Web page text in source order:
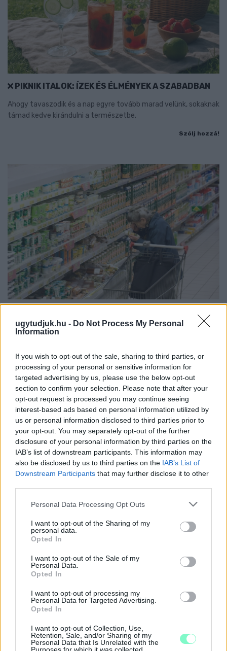
ugytudjuk.hu - Do Not Process My Personal
Information
If you wish to opt-out of the sale, sharing to third parties, or
processing of your personal or sensitive information for
targeted advertising by us, please use the below opt-out
section to confirm your selection. Please note that after your
opt-out request is processed you may continue seeing
interest-based ads based on personal information utilized by
us or personal information disclosed to third parties prior to
your opt-out. You may separately opt-out of the further
disclosure of your personal information by third parties on the
IAB’s list of downstream participants. This information may
also be disclosed by us to third parties on the IAB’s List of
Downstream Participants that may further disclose it to other
Please note that this website/app uses one or more Google
not limited to your visit or usage behaviour. You may click to
grant or deny consent to Google and its third-party tags to
use your data for below specified purposes in below Google
consent section.
Personal Data Processing Opt Outs
I want to opt-out of the Sharing of my
personal data.
Opted In
I want to opt-out of the Sale of my
Personal Data.
Opted In
I want to opt-out of processing my
Personal Data for Targeted Advertising.
Opted In
I want to opt-out of Collection, Use,
Retention, Sale, and/or Sharing of my
Personal Data that Is Unrelated with the
PIKNIK ITALOK: ÍZEK ÉS ÉLMÉNYEK A SZABADBAN
Ahogy tavaszodik és a nap egyre tovább marad velünk, sokaknak
támad kedve kirándulni a természetbe.
Szólj hozzá!
INFLÁCIÓ MAGYARORSZÁGON
már csökkent.
Szólj hozzá!
A BAROKK ÖSSZES ÁRNYALATA ÉS MÉG EGY SOR
KIVÁLÓ PROGRAM VÁR MINDENKIT EZEN A HÉTVÉGÉN
Középpontban a hagyományőrzés, de lesz Pogány Induló és
Majka koncert, jóga szeánsz, “borhajózás” és egy csomó minden
Szólj hozzá!